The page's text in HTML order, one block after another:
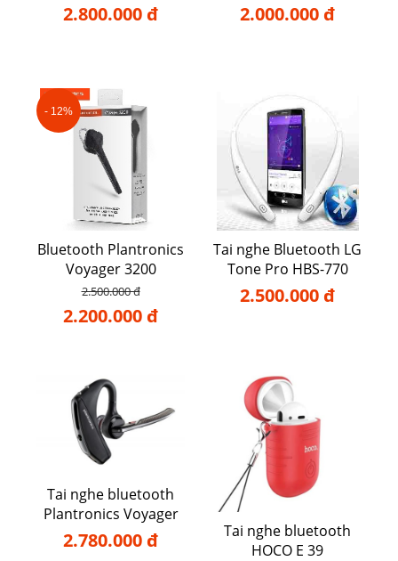
2.800.000 đ 2.000.000 đ
- 12%
Bluetooth Plantronics
Voyager 3200
2.500.000 đ
2.200.000 đ
Tai nghe Bluetooth LG
Tone Pro HBS-770
2.500.000 đ
Tai nghe bluetooth
Plantronics Voyager
5200
2.780.000 đ
Tai nghe bluetooth
HOCO E 39